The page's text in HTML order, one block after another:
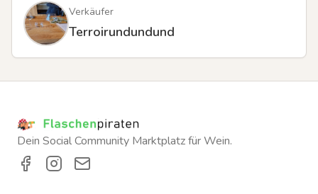
Verkäufer
Terroirundundund
Dein Social Community Marktplatz für Wein.